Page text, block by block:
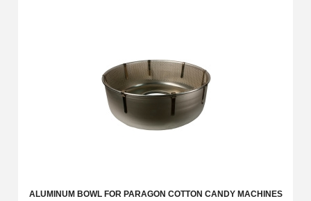
ALUMINUM BOWL FOR PARAGON COTTON CANDY MACHINES